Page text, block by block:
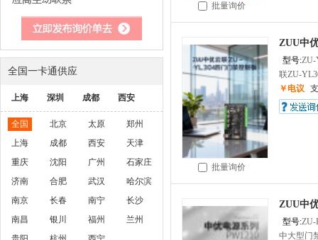
全国一卡通供应
上海 深圳 成都 西安
全国 北京 太原
郑州
上海
成都 西安
天津
重庆
沈阳 广州
石家庄
济南
合肥 武汉
哈尔滨
南京
长春 南宁
长沙
南昌
银川 福州
兰州
批量询价
批量询价
ZUU中
型号:ZU-
联ZU-
￥电议
ZUU中
型号:ZU-
中大型门